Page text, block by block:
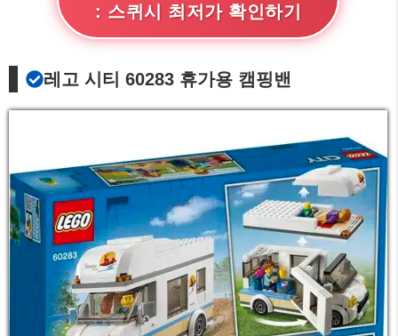
: 스퀴시 최저가 확인하기
레고 시티 60283 휴가용 캠핑밴